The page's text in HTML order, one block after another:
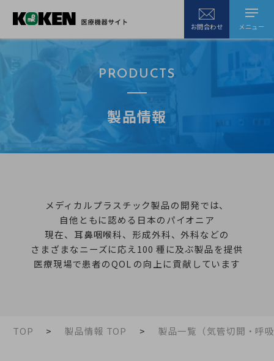
お問合わせ メニュー
PRODUCTS
製品情報
メディカルプラスチック製品の開発では、
自他ともに認める日本のパイオニア
現在、耳鼻咽喉科、形成外科、外科などの
さまざまなニーズに応え100 種に及ぶ製品を提供
医療現場で患者のQOL の向上に貢献しています
TOP 製品情報 TOP 製品一覧（気管切開・呼